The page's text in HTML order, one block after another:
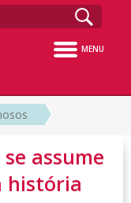
MENU
assume
história